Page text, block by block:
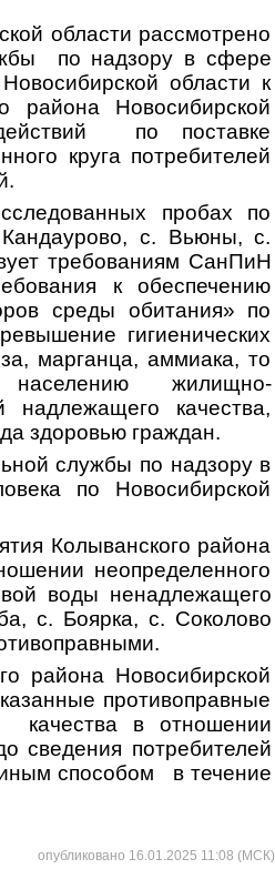
области рассмотрено
по надзору в сфере
области к
района Новосибирской
по поставке
круга потребителей
пробах по
с. Вьюны, с.
требованиям СанПиН
к обеспечению
среды обитания» по
гигиенических
марганца, аммиака, то
населению
жилищно-
качества,
здоровью граждан.
службы по надзору в
по Новосибирской
Колыванского района
неопределенного
воды ненадлежащего
с. Боярка, с. Соколово
района Новосибирской
противоправные
качества в отношении
сведения потребителей
способом
в течение
опубликовано 16.01.2025 11:08 (МСК)